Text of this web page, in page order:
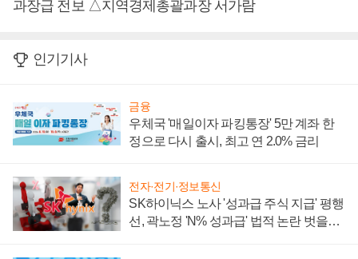
과장급 전보 △지역경제총괄과장 서가람
인기기사
금융
우체국 '매일이자 파킹통장' 5만 계좌 한
정으로 다시 출시, 최고 연 2.0% 금리
전자·전기·정보통신
SK하이닉스 노사 '성과급 주식 지급' 평행
선, 곽노정 'N% 성과급' 법적 논란 벗을지